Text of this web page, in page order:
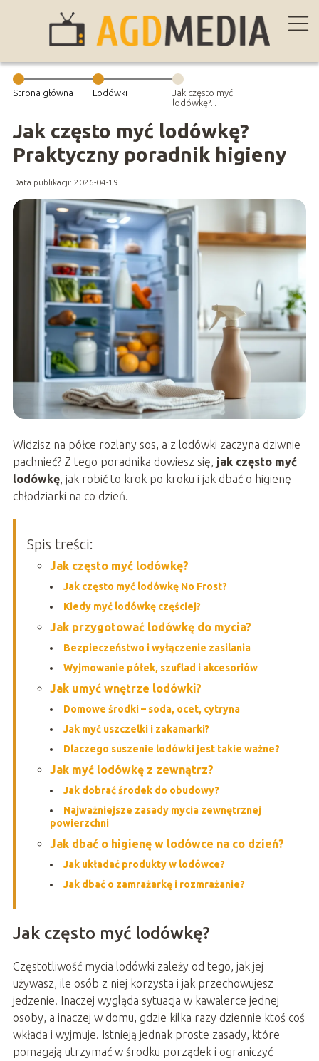
Strona główna Lodówki
Jak często myć
lodówkę?
poradnik
higieny
Jak często myć lodówkę?
Praktyczny poradnik higieny
Data publikacji: 2026-04-19
Widzisz na półce rozlany sos, a z lodówki zaczyna dziwnie
pachnieć? Z tego poradnika dowiesz się, jak często myć
lodówkę, jak robić to krok po kroku i jak dbać o higienę
chłodziarki na co dzień.
Spis treści:
Jak często myć lodówkę?
Jak często myć lodówkę No Frost?
Kiedy myć lodówkę częściej?
Jak przygotować lodówkę do mycia?
Bezpieczeństwo i wyłączenie zasilania
Wyjmowanie półek, szuflad i akcesoriów
Jak umyć wnętrze lodówki?
Domowe środki – soda, ocet, cytryna
Jak myć uszczelki i zakamarki?
Dlaczego suszenie lodówki jest takie ważne?
Jak myć lodówkę z zewnątrz?
Jak dobrać środek do obudowy?
Najważniejsze zasady mycia zewnętrznej
powierzchni
Jak dbać o higienę w lodówce na co dzień?
Jak układać produkty w lodówce?
Jak dbać o zamrażarkę i rozmrażanie?
Jak często myć lodówkę?
Częstotliwość mycia lodówki zależy od tego, jak jej
używasz, ile osób z niej korzysta i jak przechowujesz
jedzenie. Inaczej wygląda sytuacja w kawalerce jednej
osoby, a inaczej w domu, gdzie kilka razy dziennie ktoś coś
wkłada i wyjmuje. Istnieją jednak proste zasady, które
pomagają utrzymać w środku porządek i ograniczyć